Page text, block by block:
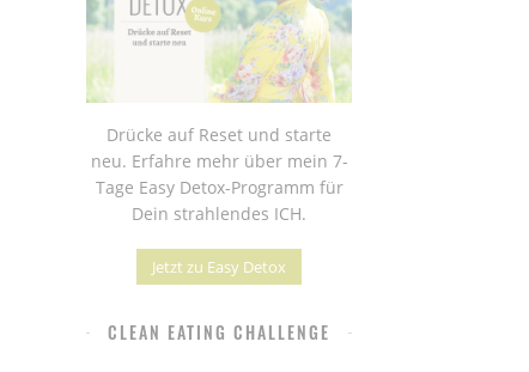
Drücke auf Reset und starte
neu. Erfahre mehr über mein 7-
Tage Easy Detox-Programm für
Dein strahlendes ICH.
Jetzt zu Easy Detox
CLEAN EATING CHALLENGE